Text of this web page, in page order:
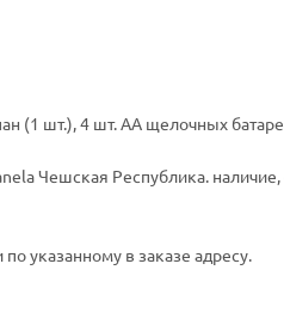
(1 шт.), 4 шт. AA щелочных
Чешская Республика.
указанному в заказе адресу.